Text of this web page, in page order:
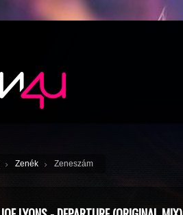
Zenék Zeneszám